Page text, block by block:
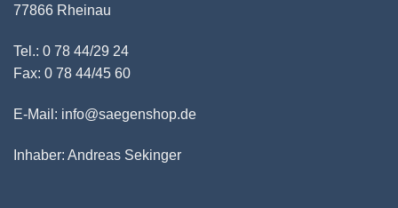
77866 Rheinau
Tel.: 0 78 44/29 24
Fax: 0 78 44/45 60
E-Mail: info@saegenshop.de
Inhaber: Andreas Sekinger